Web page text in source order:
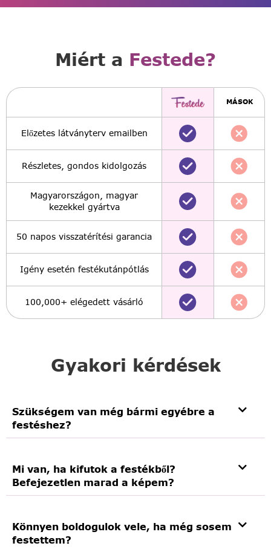
Gyakori kérdések
Szükségem van még bármi egyébre a
festéshez?
Mi van, ha kifutok a festékből?
Befejezetlen marad a képem?
Könnyen boldogulok vele, ha még sosem
festettem?
Miért a Festede?
MÁSOK
Előzetes látványterv emailben
Részletes, gondos kidolgozás
Magyarországon, magyar
kezekkel gyártva
50 napos visszatérítési garancia
Igény esetén festékutánpótlás
100,000+ elégedett vásárló